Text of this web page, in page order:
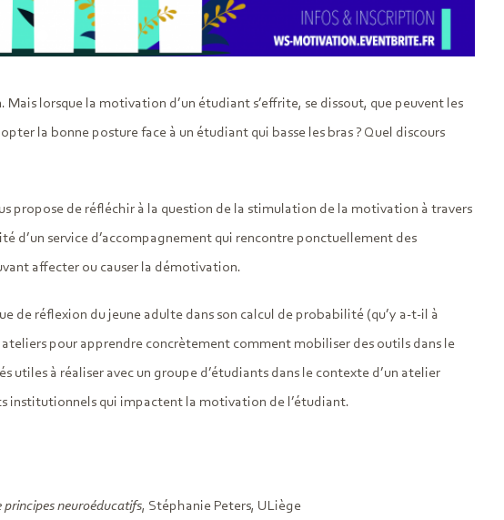
lorsque la motivation d’un étudiant s’effrite, se dissout, que peuvent les
la bonne posture face à un étudiant qui basse les bras ? Quel discours
propose de réfléchir à la question de la stimulation de la motivation à travers
d’un service d’accompagnement qui rencontre ponctuellement des
affecter ou causer la démotivation.
de réflexion du jeune adulte dans son calcul de probabilité (qu’y a-t-il à
pour apprendre concrètement comment mobiliser des outils dans le
à réaliser avec un groupe d’étudiants dans le contexte d’un atelier
institutionnels qui impactent la motivation de l’étudiant.
principes neuroéducatifs, Stéphanie Peters, ULiège